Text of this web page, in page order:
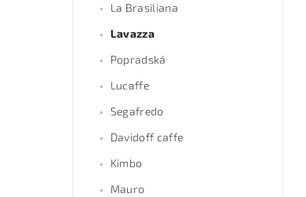
La Brasiliana
Lavazza
Popradská
Lucaffe
Segafredo
Davidoff caffe
Kimbo
Mauro